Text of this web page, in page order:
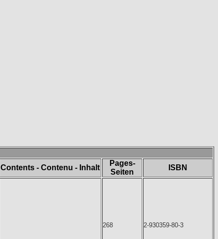
Contents - Contenu - Inhalt
Pages-
Seiten
ISBN
268 2-930359-80-3